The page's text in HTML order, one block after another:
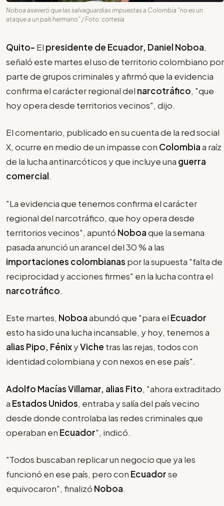
Noboa aseveró que las salvaguardias impuestas a Colombia "no es un
ataque a un país hermano" / Foto: cortesía
Quito- El presidente de Ecuador, Daniel Noboa,
señaló este martes el uso de territorio colombiano por
parte de grupos criminales y afirmó que la evidencia
confirma el carácter regional del narcotráfico, "que
hoy opera desde territorios vecinos", dijo.
El comentario, publicado en su cuenta de la red social
X, ocurre en medio de un impasse con Colombiaa raíz
de la lucha antinarcóticos y que incluye una guerra
comercial.
"La evidencia que tenemos confirma el carácter
regional del narcotráfico, que hoy opera desde
territorios vecinos", apuntó Noboaque la semana
pasada anunció un arancel del 30 % a las
importaciones colombianas por la supuesta "falta de
reciprocidad y acciones firmes" en la lucha contra el
narcotráfico.
Este martes, Noboaabundó que "para el Ecuador
esto ha sido una lucha incansable, y hoy, tenemos a
alias Pipo, FénixyViche tras las rejas, todos con
identidad colombiana y con nexos en ese país".
Adolfo Macías Villamar, alias Fito, "ahora extraditado
a Estados Unidos, entraba y salía del país vecino
desde donde controlaba las redes criminales que
operaban en Ecuador", indicó.
"Todos buscaban replicar un negocio que ya les
funcionó en ese país, pero con Ecuadorse
equivocaron", finalizó Noboa.